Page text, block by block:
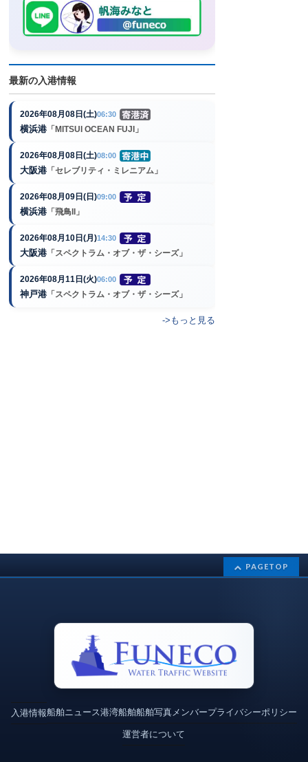
最新の入港情報
2026年08月08日(土)06:30
横浜港 「MITSUI OCEAN FUJI」
2026年08月08日(土)08:00
大阪港 「セレブリティ・ミレニアム」
2026年08月09日(日)09:00
横浜港 「飛鳥II」
2026年08月10日(月)14:30
大阪港 「スペクトラム・オブ・ザ・シーズ」
2026年08月11日(火)06:00
神戸港 「スペクトラム・オブ・ザ・シーズ」
->もっと見る
PAGETOP
入港情報船舶ニュース港湾船舶船舶写真メンバープライバシーポリシー
運営者について